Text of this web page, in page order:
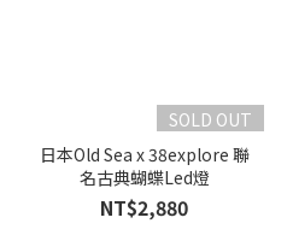
SOLD OUT
日本Old Sea x 38explore 聯
名古典蝴蝶Led燈
NT$2,880